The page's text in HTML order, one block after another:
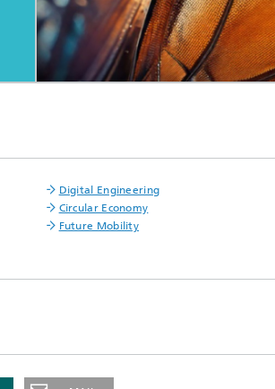
Digital Engineering
Circular Economy
Future Mobility